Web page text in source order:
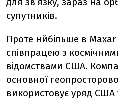
супутників.
Проте нйбільше в
співпрацею з
відомствами США.
основної
використовує уряд США